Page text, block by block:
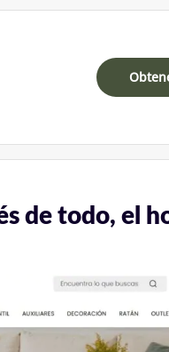
de todo, el